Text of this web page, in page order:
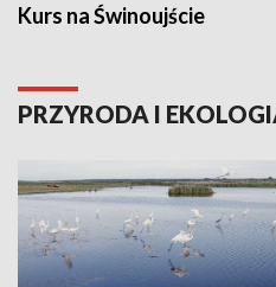
Kurs na Świnoujście
PRZYRODA I